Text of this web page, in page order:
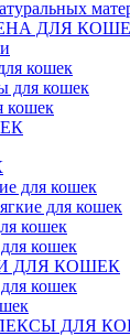
ДЛЯ
кошек
для кошек
кошек
для кошек
для кошек
кошек
кошек
ДЛЯ КОШЕК
кошек
ДЛЯ